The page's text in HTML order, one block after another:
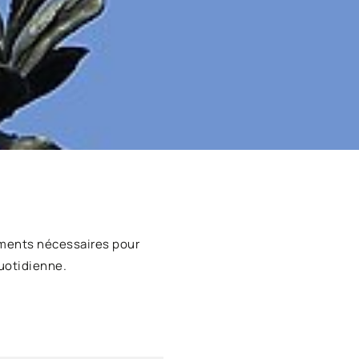
nécessaires pour